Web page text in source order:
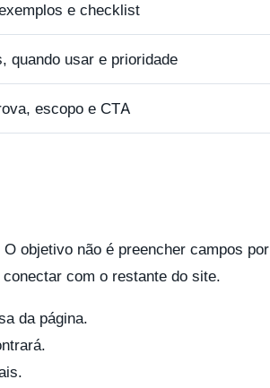
e checklist
quando usar e prioridade
escopo e CTA
objetivo não é preencher campos por
com o restante do site.
da página.